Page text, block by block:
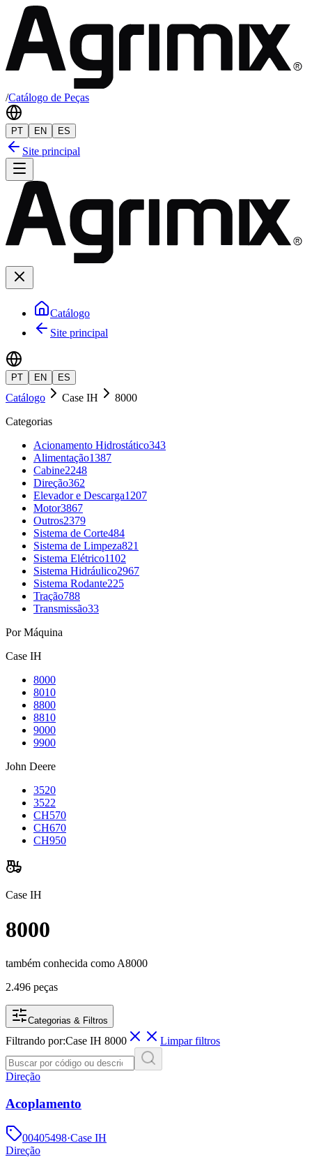
/Catálogo de Peças
PT EN ES
Site principal
Catálogo
Site principal
PT EN ES
Catálogo Case IH
8000
Categorias
Acionamento Hidrostático343
Alimentação1387
Cabine2248
Direção362
Elevador e Descarga1207
Motor3867
Outros2379
Sistema de Corte484
Sistema de Limpeza821
Sistema Elétrico1102
Sistema Hidráulico2967
Sistema Rodante225
Tração788
Transmissão33
Por Máquina
Case IH
8000
8010
8800
8810
9000
9900
John Deere
3520
3522
CH570
CH670
CH950
Case IH
8000
também conhecida como A8000
2.496 peças
Categorias & Filtros
Filtrando por:Case IH 8000 Limpar filtros
Direção
Acoplamento
00405498·Case IH
Direção